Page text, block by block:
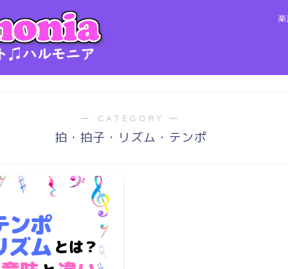
― CATEGORY ―
拍・拍子・リズム・テンポ